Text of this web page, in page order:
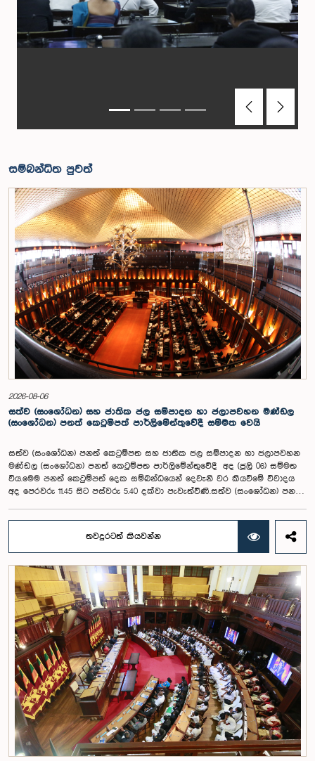
PreviousNext
සම්බන්ධිත පුවත්
2026-08-06
සත්ව (සංශෝධන) සහ ජාතික ජල සම්පාදන හා ජලාපවහන මණ්ඩල
(සංශෝධන) පනත් කෙටුම්පත් පාර්ලිමේන්තුවේදී සම්මත වෙයි
සත්ව (සංශෝධන) පනත් කෙටුම්පත සහ ජාතික ජල සම්පාදන හා ජලාපවහන
මණ්ඩල (සංශෝධන) පනත් කෙටුම්පත පාර්ලිමේන්තුවේදී අද (ජූලි 06) සම්මත
විය.මෙම පනත් කෙටුම්පත් දෙක සම්බන්ධයෙන් දෙවැනි වර කියවීමේ විවාදය
අද පෙරවරු 11.45 සිට පස්වරු 5.40 දක්වා පැවැත්විණි.සත්ව (සංශෝධන) පනත්
ප්‍රවාහනය සඳහා පමණක් අදාළ වූ නීතිමය විධිවිධාන තවත් සත්ව වර්ග
කිහිපයක් සඳහා ද පුළුල් කිරීමට යෝජනා කර ඇත. ඒ අනුව, ඉදිරියේදී ඌරන්,
බැටළුවන් සහ එළුවන් ප්‍රවාහනය කිරීමේදී අදාළ නිල බලපත්‍ර ලබාගැනීම
අනිවාර්ය වන අතර, සතුන්ගෙන් මිනිසුන්ට බෝවිය හැකි රෝග ව්‍යාප්තිය
පාලනය කිරීම එහි ප්‍රධාන අරමුණ වේ.ජාතික ජල සම්පාදන හා ජලාපවහන
මණ්ඩල (සංශෝධන) පනත් කෙටුම්පත නිවාස, ඉදිකිරීම් සහ ජල සම්පාදන
අමාත්‍යවරයා විසින් 2026.0. 21 වන දින ශ්‍රී ලංකා පාර්ලිමේන්තුවට පළමු වර
කියවීම සඳහා ඉදිරිපත් කරන ලදී.මෙම පනත් කෙටුම්පත මගින් ජාතික ජල
සම්පාදන හා ජලාපවහන මණ්ඩලයේ ආයතනික කාර්යක්ෂමතාව ඉහළ නැංවීම,
ජල සම්පාදන සේවා කළමනාකරණය වඩාත් විධිමත් කිරීම සහ මණ්ඩලයේ
වගකීම් පුළුල් කිරීම අරමුණු කර ඇත.
තවදුරටත් කියවන්න